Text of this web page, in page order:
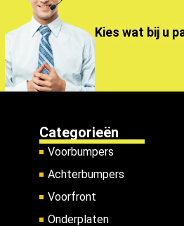
Kies wat bij u
Categorieën
Voorbumpers
Achterbumpers
Voorfront
Onderplaten